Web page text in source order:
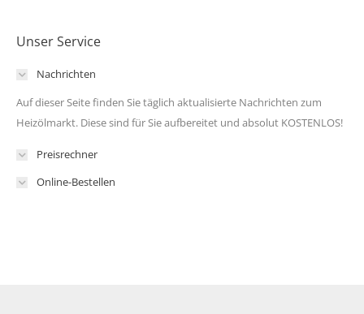
Unser Service
Nachrichten
Auf dieser Seite finden Sie täglich aktualisierte Nachrichten zum
Heizölmarkt. Diese sind für Sie aufbereitet und absolut KOSTENLOS!
Preisrechner
Online-Bestellen